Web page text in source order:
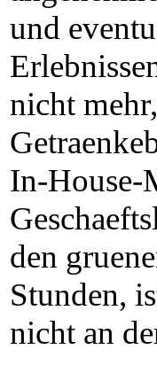
und
nicht
In-House-
den
Stunden,
nicht an